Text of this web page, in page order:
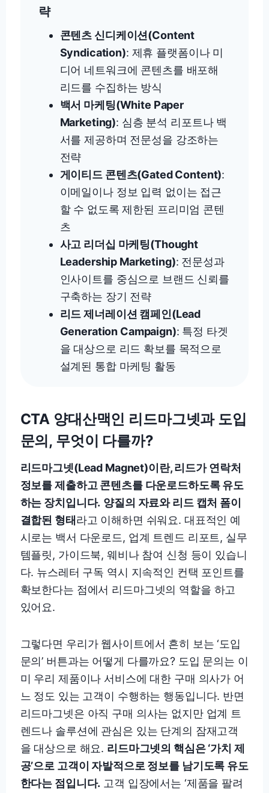
략
콘텐츠 신디케이션(Content
Syndication): 제휴 플랫폼이나 미
디어 네트워크에 콘텐츠를 배포해
리드를 수집하는 방식
백서 마케팅(White Paper
Marketing): 심층 분석 리포트나 백
서를 제공하며 전문성을 강조하는
전략
게이티드 콘텐츠(Gated Content):
이메일이나 정보 입력 없이는 접근
할 수 없도록 제한된 프리미엄 콘텐
츠
사고 리더십 마케팅(Thought
Leadership Marketing): 전문성과
인사이트를 중심으로 브랜드 신뢰를
구축하는 장기 전략
리드 제너레이션 캠페인(Lead
Generation Campaign): 특정 타겟
을 대상으로 리드 확보를 목적으로
설계된 통합 마케팅 활동
CTA 양대산맥인 리드마그넷과 도입
문의, 무엇이 다를까?
리드마그넷(Lead Magnet)이란, 리드가 연락처
정보를 제출하고 콘텐츠를 다운로드하도록 유도
하는 장치입니다. 양질의 자료와 리드 캡처 폼이
결합된 형태 라고 이해하면 쉬워요. 대표적인 예
시로는 백서 다운로드, 업계 트렌드 리포트, 실무
템플릿, 가이드북, 웨비나 참여 신청 등이 있습니
다. 뉴스레터 구독 역시 지속적인 컨택 포인트를
확보한다는 점에서 리드마그넷의 역할을 하고
있어요.
그렇다면 우리가 웹사이트에서 흔히 보는 ‘도입
문의’ 버튼과는 어떻게 다를까요? 도입 문의는 이
미 우리 제품이나 서비스에 대한 구매 의사가 어
느 정도 있는 고객이 수행하는 행동입니다. 반면
리드마그넷은 아직 구매 의사는 없지만 업계 트
렌드나 솔루션에 관심은 있는 단계의 잠재고객
을 대상으로 해요. 리드마그넷의 핵심은 ‘가치 제
공’으로 고객이 자발적으로 정보를 남기도록 유도
한다는 점입니다. 고객 입장에서는 ‘제품을 팔려